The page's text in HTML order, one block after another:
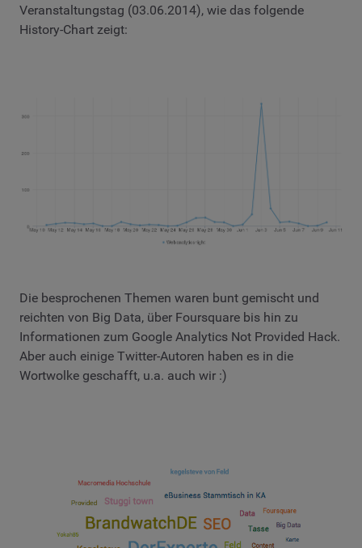
Veranstaltungstag (03.06.2014), wie das folgende
History-Chart zeigt:
Die besprochenen Themen waren bunt gemischt und
reichten von Big Data, über Foursquare bis hin zu
Informationen zum Google Analytics Not Provided Hack.
Aber auch einige Twitter-Autoren haben es in die
Wortwolke geschafft, u.a. auch wir :)